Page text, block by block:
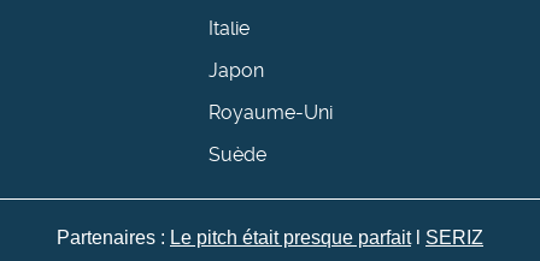
Italie
Japon
Royaume-Uni
Suède
Partenaires : Le pitch était presque parfaitl SERIZ